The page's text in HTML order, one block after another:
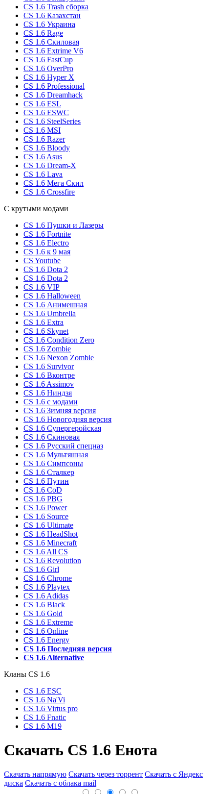
CS 1.6 Trash сборка
CS 1.6 Казахстан
CS 1.6 Украина
CS 1.6 Rage
CS 1.6 Скиловая
CS 1.6 Extrime V6
CS 1.6 FastCup
CS 1.6 OverPro
CS 1.6 Hyper X
CS 1.6 Professional
CS 1.6 Dreamhack
CS 1.6 ESL
CS 1.6 ESWC
CS 1.6 SteelSeries
CS 1.6 MSI
CS 1.6 Razer
CS 1.6 Bloody
CS 1.6 Asus
CS 1.6 Dream-X
CS 1.6 Lava
CS 1.6 Мега Скил
CS 1.6 Crossfire
С крутыми модами
CS 1.6 Пушки и Лазеры
CS 1.6 Fortnite
CS 1.6 Electro
CS 1.6 к 9 мая
CS Youtube
CS 1.6 Dota 2
CS 1.6 Dota 2
CS 1.6 VIP
CS 1.6 Halloween
CS 1.6 Анимешная
CS 1.6 Umbrella
CS 1.6 Extra
CS 1.6 Skynet
CS 1.6 Condition Zero
CS 1.6 Zombie
CS 1.6 Nexon Zombie
CS 1.6 Survivor
CS 1.6 Вконтре
CS 1.6 Assimov
CS 1.6 Ниндзя
CS 1.6 с модами
CS 1.6 Зимняя версия
CS 1.6 Новогодняя версия
CS 1.6 Супергеройская
CS 1.6 Скиновая
CS 1.6 Русский спецназ
CS 1.6 Мультяшная
CS 1.6 Симпсоны
CS 1.6 Сталкер
CS 1.6 Путин
CS 1.6 CoD
CS 1.6 PBG
CS 1.6 Power
CS 1.6 Source
CS 1.6 Ultimate
CS 1.6 HeadShot
CS 1.6 Minecraft
CS 1.6 All CS
CS 1.6 Revolution
CS 1.6 Girl
CS 1.6 Chrome
CS 1.6 Playtex
CS 1.6 Adidas
CS 1.6 Black
CS 1.6 Gold
CS 1.6 Extreme
CS 1.6 Online
CS 1.6 Energy
CS 1.6 Последняя версия
CS 1.6 Alternative
Кланы СS 1.6
CS 1.6 ESC
CS 1.6 Na'Vi
CS 1.6 Virtus pro
CS 1.6 Fnatic
CS 1.6 M19
Cкачать CS 1.6 Енота
Скачать напрямую Скачать через торрент Скачать с Яндекс
диска Скачать с облака mail